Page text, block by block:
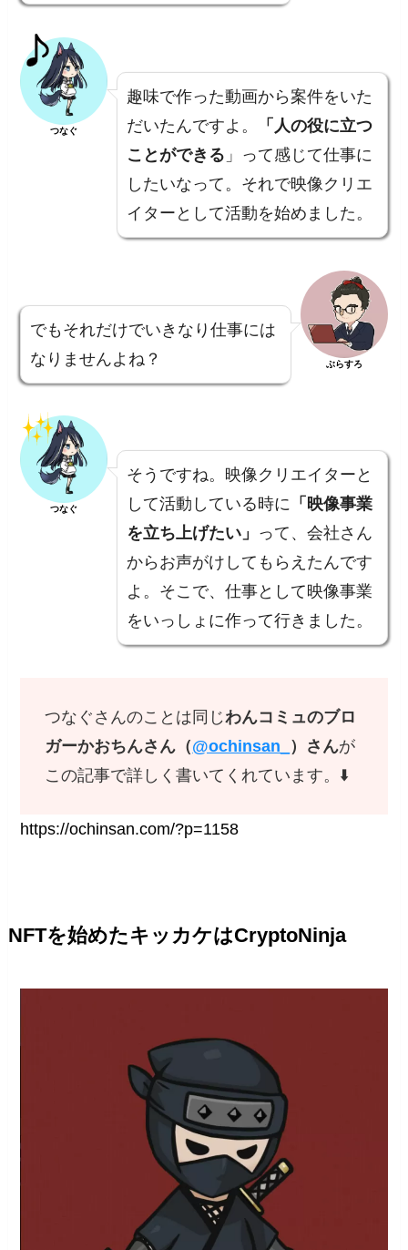
つなぐ
趣味で作った動画から案件をいた
だいたんですよ。
「人の役に立つ
ことができる 」って感じて仕事に
したいなって。それで映像クリエ
イターとして活動を始めました。
でもそれだけでいきなり仕事には
なりませんよね？
ぶらすろ
つなぐ
そうですね。映像クリエイターと
して活動している時に 「映像事業
を立ち上げたい」 って、会社さん
からお声がけしてもらえたんです
よ。そこで、仕事として映像事業
をいっしょに作って行きました。
つなぐさんのことは同じわんコミュのブロ
ガーかおちんさん（@ochinsan_ ）さんが
この記事で詳しく書いてくれています。⬇️
https://ochinsan.com/?p=1158
NFTを始めたキッカケはCryptoNinja